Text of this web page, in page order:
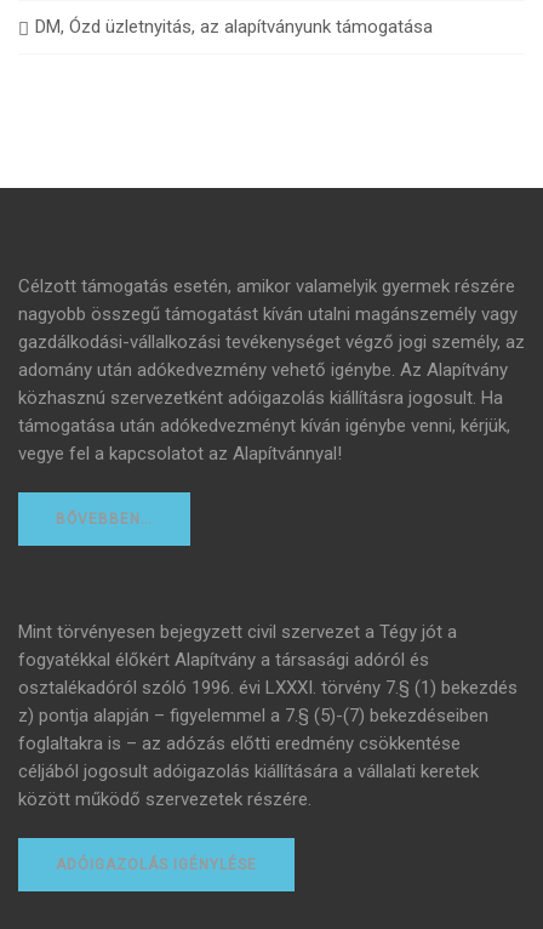
DM, Ózd üzletnyitás, az alapítványunk támogatása
Célzott támogatás esetén, amikor valamelyik gyermek részére
nagyobb összegű támogatást kíván utalni magánszemély vagy
gazdálkodási-vállalkozási tevékenységet végző jogi személy, az
adomány után adókedvezmény vehető igénybe. Az Alapítvány
közhasznú szervezetként adóigazolás kiállításra jogosult. Ha
támogatása után adókedvezményt kíván igénybe venni, kérjük,
vegye fel a kapcsolatot az Alapítvánnyal!
BŐVEBBEN…
Mint törvényesen bejegyzett civil szervezet a Tégy jót a
fogyatékkal élőkért Alapítvány a társasági adóról és
osztalékadóról szóló 1996. évi LXXXI. törvény 7.§ (1) bekezdés
z) pontja alapján – figyelemmel a 7.§ (5)-(7) bekezdéseiben
foglaltakra is – az adózás előtti eredmény csökkentése
céljából jogosult adóigazolás kiállítására a vállalati keretek
között működő szervezetek részére.
ADÓIGAZOLÁS IGÉNYLÉSE